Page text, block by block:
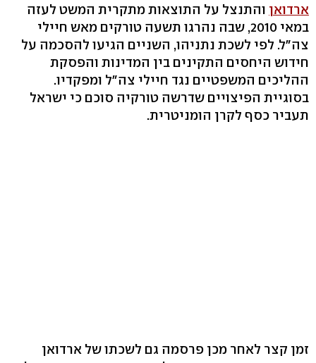
ארדואן והתנצל על התוצאות מתקרית המשט לעזה
במאי 2010, שבה נהרגו תשעה טורקים מאש חיילי
צה"ל. לפי לשכת נתניהו, השניים הגיעו להסכמה על
חידוש היחסים התקינים בין המדינות והפסקת
ההליכים המשפטיים נגד חיילי צה"ל ומפקדיו.
בסוגיית הפיצויים שדרשה טורקיה סוכם כי ישראל
תעביר כסף לקרן הומניטרית.
זמן קצר לאחר מכן פרסמה גם לשכתו של ארדואן